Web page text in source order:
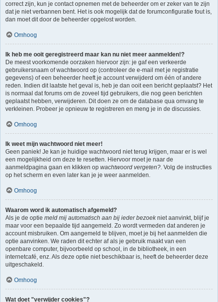
correct zijn, kun je contact opnemen met de beheerder om er zeker van te zijn
dat je niet verbannen bent. Het is ook mogelijk dat de forumconfiguratie fout is,
dan moet dit door de beheerder opgelost worden.
Omhoog
Ik heb me ooit geregistreerd maar kan nu niet meer aanmelden!?
De meest voorkomende oorzaken hiervoor zijn: je gaf een verkeerde
gebruikersnaam of wachtwoord op (controleer de e-mail met je registratie
gegevens) of een beheerder heeft je account verwijderd om één of andere
reden. Indien dit laatste het geval is, heb je dan ooit een bericht geplaatst? Het
is normaal dat forums om de zoveel tijd gebruikers, die nog geen berichten
geplaatst hebben, verwijderen. Dit doen ze om de database qua omvang te
verkleinen. Probeer je opnieuw te registreren en meng je in de discussies.
Omhoog
Ik weet mijn wachtwoord niet meer!
Geen paniek! Je kan je huidige wachtwoord niet terug krijgen, maar er is wel
een mogelijkheid om deze te resetten. Hiervoor moet je naar de
aanmeldpagina gaan en klikken op wachtwoord vergeten?. Volg de instructies
op het scherm en even later kan je je weer aanmelden.
Omhoog
Waarom word ik automatisch afgemeld?
Als je de optie meld mij automatisch aan bij ieder bezoekniet aanvinkt, blijf je
maar voor een bepaalde tijd aangemeld. Zo wordt vermeden dat anderen je
account misbruiken. Om aangemeld te blijven, moet je bij het aanmelden die
optie aanvinken. We raden dit echter af als je gebruik maakt van een
openbare computer, bijvoorbeeld op school, in de bibliotheek, in een
internetcafé, enz. Als deze optie niet beschikbaar is, heeft de beheerder deze
uitgeschakeld.
Omhoog
Wat doet "verwijder cookies"?